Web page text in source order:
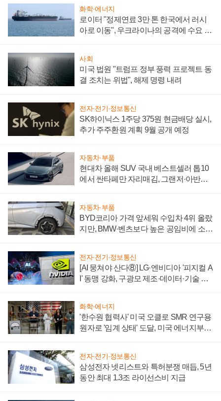
화학·에너지
로이터 "정제연료 3만 톤 한국에서 러시
아로 이동", 우크라이나의 공격에 수요 늘
사회
미국 법원 "트럼프 정부 풍력 프로젝트 동
결 조치는 위법", 해제 명령 내려
전자·전기·정보통신
SK하이닉스 1주당 375원 현금배당 실시,
추가 주주환원 계획 9월 공개 예정
자동차·부품
현대차 올해 SUV 국내 베스트셀러 톱10
에서 싼타페만 자리매김, 그랜저·아반떼
자동차·부품
BYD코리아 가격 앞세워 수입차 4위 올랐
지만, BMW·벤츠보다 높은 공임비에 소비
전자·전기·정보통신
[AI 뭉쳐야 산다⑧] LG·엔비디아 '피지컬 A
I' 동맹 강화, 구광모 제조·데이터·기술 결
화학·에너지
'한수원 협력사' 미국 오클로 SMR 연구용
원자로 '임계 상태' 도달, 미국 에너지부
전자·전기·정보통신
삼성전자 넷리스트와 특허분쟁 매듭, 5년
동안 최대 1.3조 라이선스비 지급